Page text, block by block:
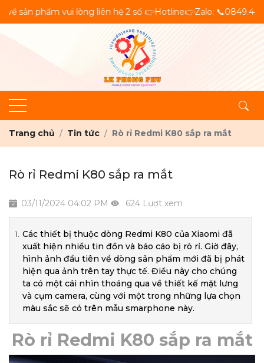
vui lòng liên hệ 2 số 👉Hotline👉Zalo: 📞0849.444.777
Trang chủ Tin tức Rò rỉ Redmi K80 sắp ra mắt
Rò rỉ Redmi K80 sắp ra mắt
03/11/2024 04:02 PM 624 Lượt xem
Các thiết bị thuộc dòng Redmi K80 của Xiaomi đã
xuất hiện nhiều tin đồn và báo cáo bị rò rỉ. Giờ đây,
hình ảnh đầu tiên về dòng sản phẩm mới đã bị phát
hiện qua ảnh trên tay thực tế. Điều này cho chúng
ta có một cái nhìn thoáng qua về thiết kế mặt lưng
và cụm camera, cùng với một trong những lựa chọn
màu sắc sẽ có trên mẫu smarphone này.
Rò rỉ Redmi K80 sắp ra mắt